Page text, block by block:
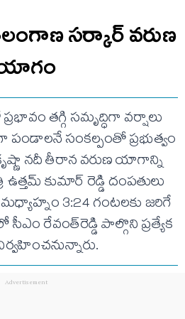
సర్కార్ వరుణ
తగ్గి సమృద్ధిగా వర్షాలు
సంకల్పంతో ప్రభుత్వం
నదీ తీరాన వరుణ యాగాన్ని
కుమార్ రెడ్డి దంపతులు
3:24 గంటలకు జరిగే
సీఎం రేవంత్‌రెడ్డి పాల్గొని ప్రత్యేక